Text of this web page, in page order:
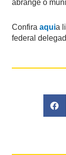
abrange o
Confira aquia
federal